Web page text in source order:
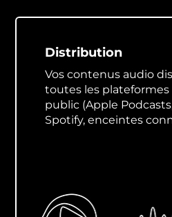
Distribution
Vos contenus audio
toutes les plateformes
public (Apple
Spotify, enceintes